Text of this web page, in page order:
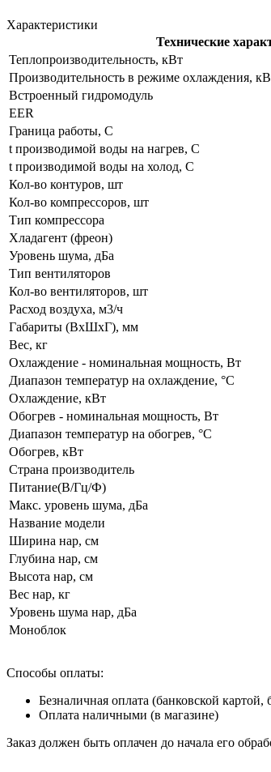
Характеристики
Технические
Теплопроизводительность, кВт
Производительность в режиме охлаждения,
Встроенный гидромодуль
EER
Граница работы, С
t производимой воды на нагрев, С
t производимой воды на холод, С
Кол-во контуров, шт
Кол-во компрессоров, шт
Тип компрессора
Хладагент (фреон)
Уровень шума, дБа
Тип вентиляторов
Кол-во вентиляторов, шт
Расход воздуха, м3/ч
Габариты (ВxШxГ), мм
Вес, кг
Охлаждение - номинальная мощность, Вт
Диапазон температур на охлаждение, °C
Охлаждение, кВт
Обогрев - номинальная мощность, Вт
Диапазон температур на обогрев, °C
Обогрев, кВт
Страна производитель
Питание(В/Гц/Ф)
Макс. уровень шума, дБа
Название модели
Ширина нар, см
Глубина нар, см
Высота нар, см
Вес нар, кг
Уровень шума нар, дБа
Моноблок
Способы оплаты:
Безналичная оплата (банковской
Оплата наличными (в магазине)
Заказ должен быть оплачен до начала его